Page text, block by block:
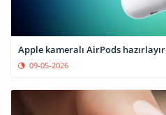
Apple kameralı AirPods hazırlayır
09-05-2026